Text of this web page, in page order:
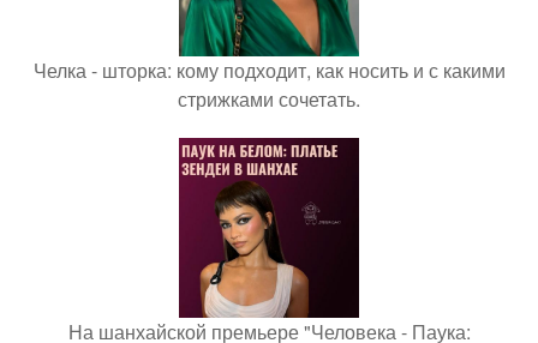
Челка - шторка: кому подходит, как носить и с какими
стрижками сочетать.
На шанхайской премьере "Человека - Паука: